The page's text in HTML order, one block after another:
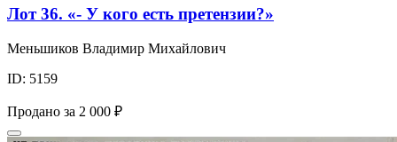
Лот 36. «- У кого есть претензии?»
Меньшиков Владимир Михайлович
ID: 5159
Продано за 2 000 ₽